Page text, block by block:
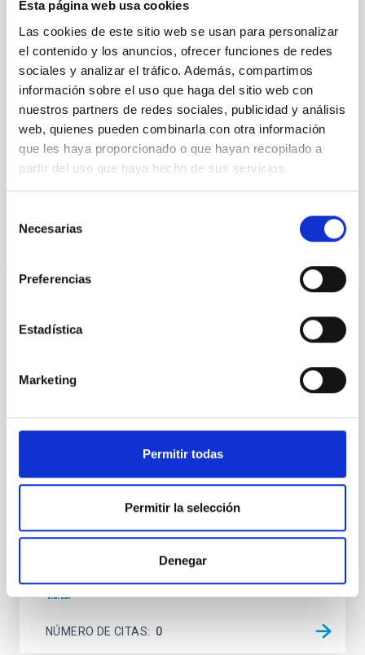
Esta página web usa cookies
Las cookies de este sitio web se usan para personalizar
el contenido y los anuncios, ofrecer funciones de redes
sociales y analizar el tráfico. Además, compartimos
información sobre el uso que haga del sitio web con
nuestros partners de redes sociales, publicidad y análisis
web, quienes pueden combinarla con otra información
que les haya proporcionado o que hayan recopilado a
partir del uso que haya hecho de sus servicios.
Necesarias
Preferencias
Estadística
Marketing
Permitir todas
Permitir la selección
Denegar
mass assembly mechanisms. Previous photometric
studies have revealed that the cores of these
galaxies are redder than their outskirts. However,
spectroscopy is needed to break the age-metallicity
Cheng, Chloe M. et al.
Fecha de publicación:
2026
BIBCODE 2026A&A...710A.158C
NÚMERO DE CITAS
An adolescent and near-resonant planetary
Young exoplanets provide vital insights into the early
100 Myr exhibit mean-motion resonances, probably
established through convergent disk migration. Over
disrupted, mirroring the Nice model proposed for
Wang, Mu-Tian et al.
Fecha de publicación: 6 2026
NÚMERO DE CITAS 0